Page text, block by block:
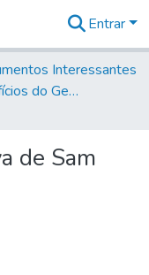
Entrar
Interessantes
Volume 85 - Ofícios do General Francisco da Cunha Menezes (Governador da Capitania): 1782- 1786
de Sam